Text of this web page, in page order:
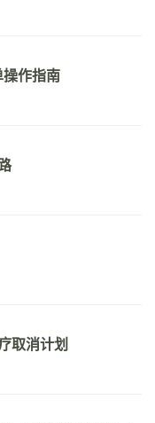
作指南
取消计划